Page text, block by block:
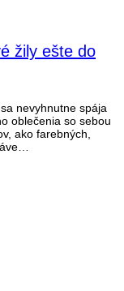
žily ešte do
nevyhnutne spája
oblečenia so sebou
ako farebných,